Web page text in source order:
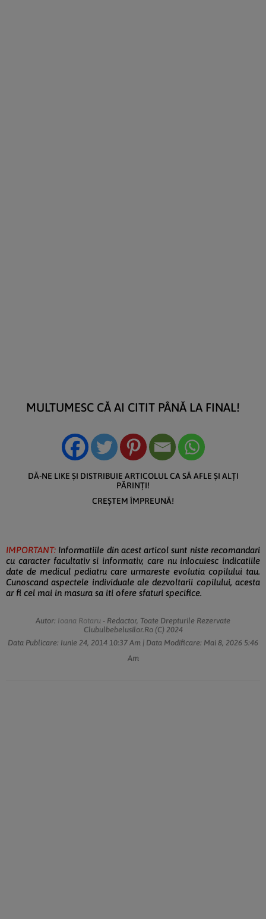
MULTUMESC CĂ AI CITIT PÂNĂ LA FINAL!
DĂ-NE LIKE ȘI DISTRIBUIE ARTICOLUL CA SĂ AFLE ȘI ALȚI
PĂRINȚI!
CREȘTEM ÎMPREUNĂ!
IMPORTANT: Informatiile din acest articol sunt niste recomandari
cu caracter facultativ si informativ, care nu inlocuiesc indicatiile
date de medicul pediatru care urmareste evolutia copilului tau.
Cunoscand aspectele individuale ale dezvoltarii copilului, acesta
ar fi cel mai in masura sa iti ofere sfaturi specifice.
Autor: Ioana Rotaru - Redactor, Toate Drepturile Rezervate
Clubulbebelusilor.ro (c) 2024
Data Publicare: Iunie 24, 2014 10:37 Am | Data Modificare: Mai 8, 2026 5:46
Am